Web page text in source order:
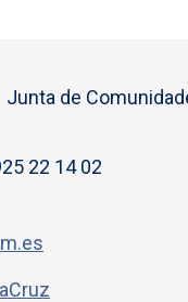
Junta de
22 14 02